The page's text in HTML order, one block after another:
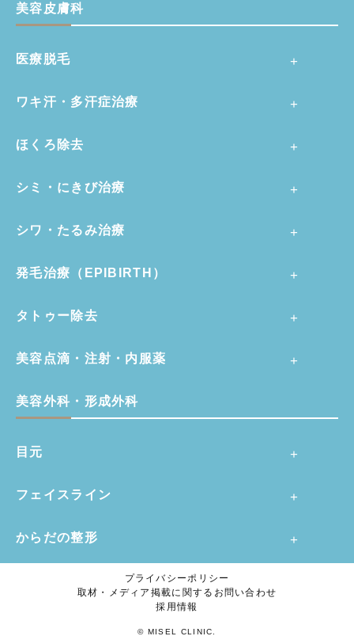
美容皮膚科
医療脱毛
ワキ汗・多汗症治療
ほくろ除去
シミ・にきび治療
シワ・たるみ治療
発毛治療（EPIBIRTH）
タトゥー除去
美容点滴・注射・内服薬
美容外科・形成外科
目元
フェイスライン
からだの整形
プライバシーポリシー
取材・メディア掲載に関するお問い合わせ
採用情報
© MISEL CLINIC.